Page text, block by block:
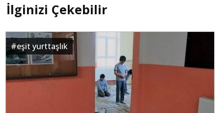
İlginizi Çekebilir
#eşit yurttaşlık